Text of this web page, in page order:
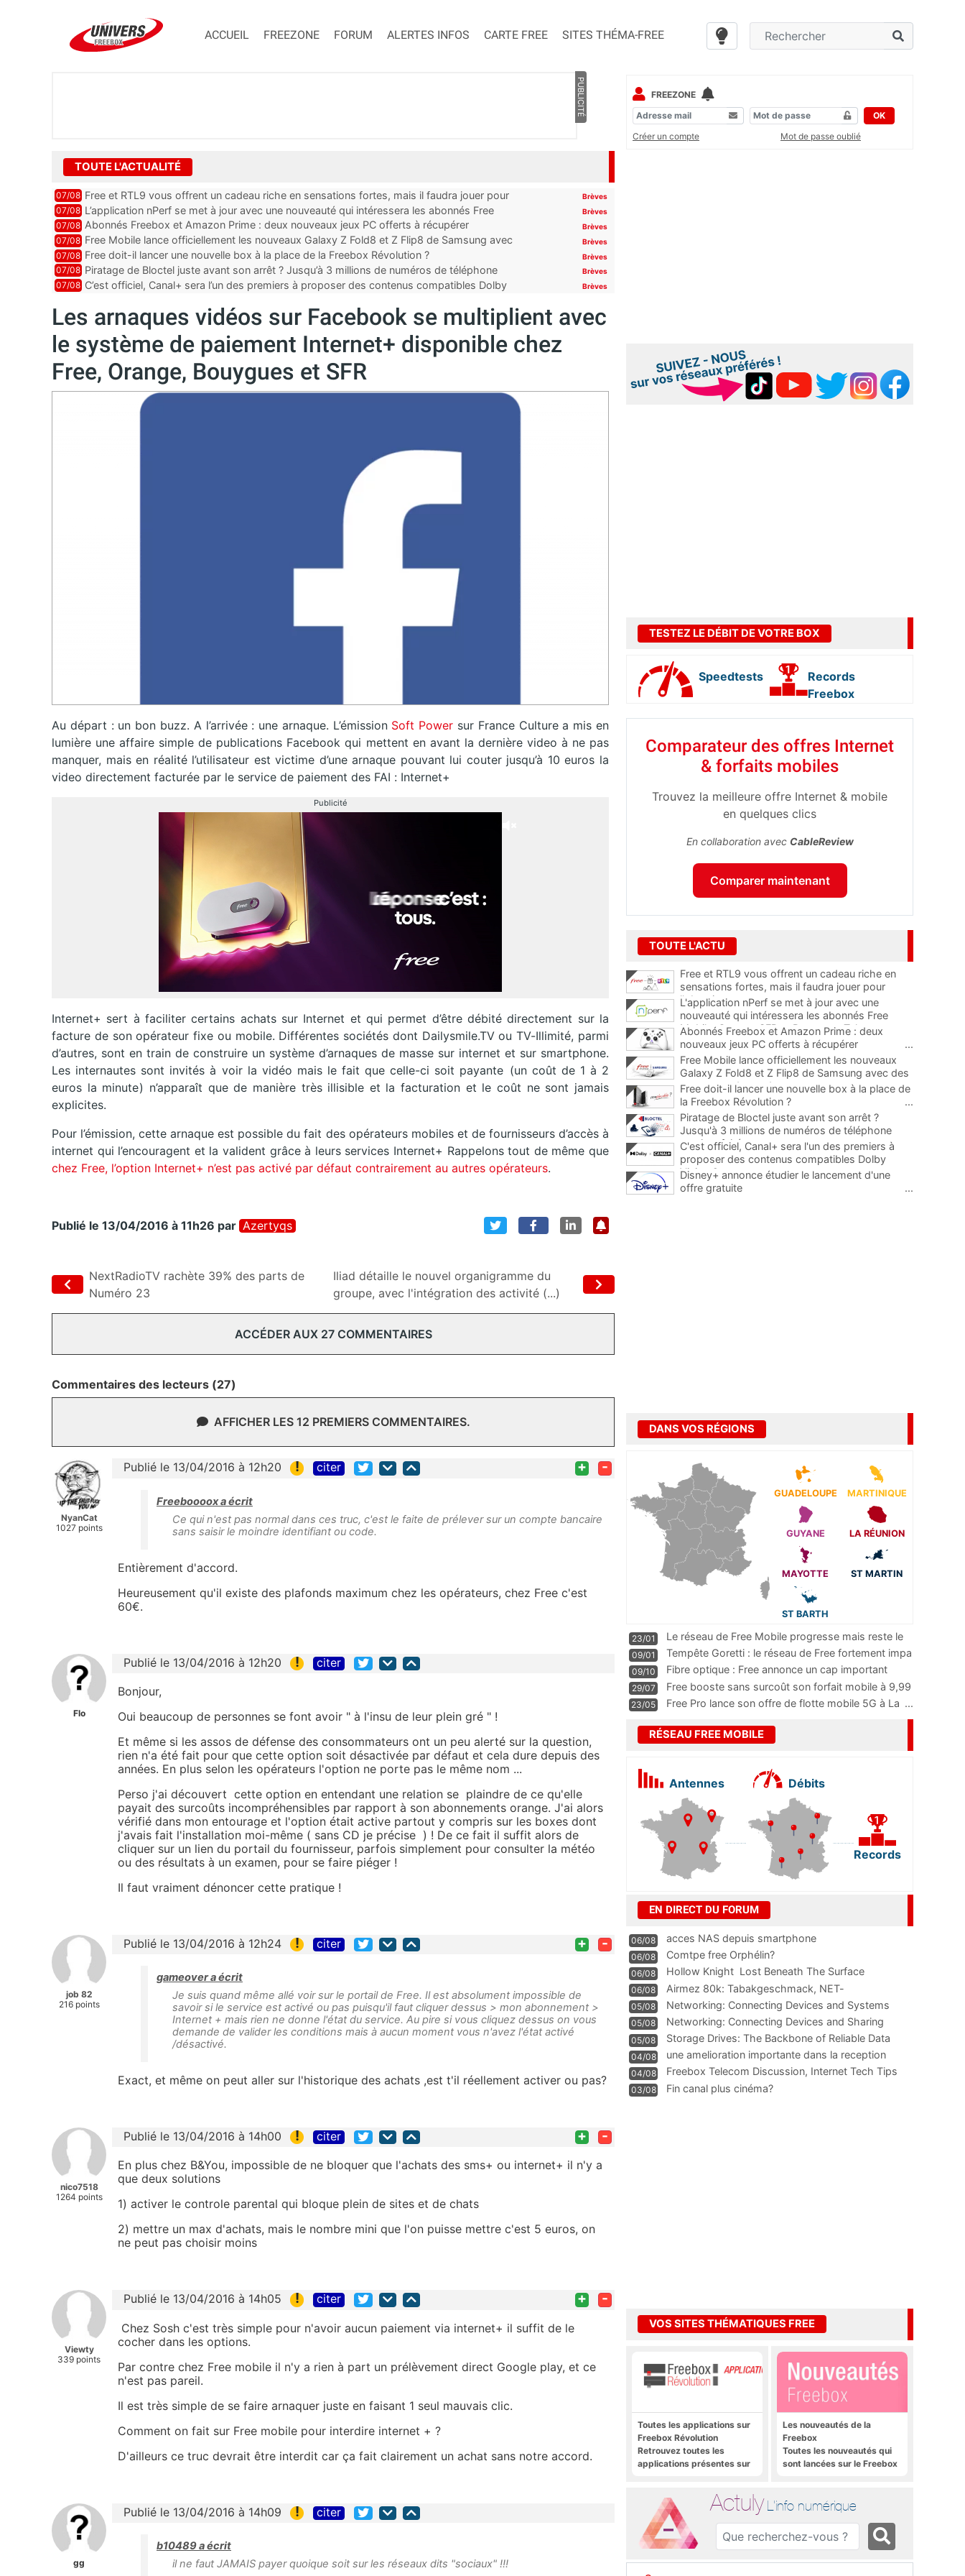
ACCUEIL FREEZONE FORUM ALERTES INFOS CARTE FREE SITES THÉMA-FREE
PUBLICITÉ
TOUTE L'ACTUALITÉ
07/08 Free et RTL9 vous offrent un cadeau riche en sensations fortes, mais il faudra jouer pour
l’obtenir
Brèves
07/08 L’application nPerf se met à jour avec une nouveauté qui intéressera les abonnés Free
Mobile, Orange, SFR ...
Brèves
07/08 Abonnés Freebox et Amazon Prime : deux nouveaux jeux PC offerts à récupérer Brèves
07/08 Free Mobile lance officiellement les nouveaux Galaxy Z Fold8 et Z Flip8 de Samsung avec
des promos et des cadeaux
Brèves
07/08 Free doit-il lancer une nouvelle box à la place de la Freebox Révolution ? Brèves
07/08 Piratage de Bloctel juste avant son arrêt ? Jusqu’à 3 millions de numéros de téléphone
auraient fuité
Brèves
07/08 C’est officiel, Canal+ sera l’un des premiers à proposer des contenus compatibles Dolby
Brèves
Les arnaques vidéos sur Facebook se multiplient avec
le système de paiement Internet+ disponible chez
Free, Orange, Bouygues et SFR
Au départ : un bon buzz. A l’arrivée : une arnaque. L’émission Soft Power sur France Culture a mis en
lumière une affaire simple de publications Facebook qui mettent en avant la dernière video à ne pas
manquer, mais en réalité l’utilisateur est victime d’une arnaque pouvant lui couter jusqu’à 10 euros la
video directement facturée par le service de paiement des FAI : Internet+
Publicité
Internet+ sert à faciliter certains achats sur Internet et qui permet d’être débité directement sur la
facture de son opérateur fixe ou mobile. Différentes sociétés dont Dailysmile.TV ou TV-Illimité, parmi
d’autres, sont en train de construire un système d’arnaques de masse sur internet et sur smartphone.
Les internautes sont invités à voir la vidéo mais le fait que celle-ci soit payante (un coût de 1 à 2
euros la minute ) n’apparaît que de manière très illisible et la facturation et le coût ne sont jamais
explicites.
Pour l’émission, cette arnaque est possible du fait des opérateurs mobiles et de fournisseurs d’accès à
internet qui l’encouragent et la valident grâce à leurs services Internet+ Rappelons tout de même que
chez Free, l’option Internet+ n’est pas activé par défaut contrairement au autres opérateurs.
Publié le 13/04/2016 à 11h26 par Azertyqs
NextRadioTV rachète 39% des parts de
Numéro 23
Iliad détaille le nouvel organigramme du
groupe, avec l'intégration des activité (...)
ACCÉDER AUX 27 COMMENTAIRES
Commentaires des lecteurs (27)
AFFICHER LES 12 PREMIERS COMMENTAIRES.
NyanCat
1027 points
Publié le 13/04/2016 à 12h20 ! citer + -
Freeboooox a écrit
Ce qui n'est pas normal dans ces truc, c'est le faite de prélever sur un compte bancaire
sans saisir le moindre identifiant ou code.
Entièrement d'accord.
Heureusement qu'il existe des plafonds maximum chez les opérateurs, chez Free c'est
60€.
Flo
Publié le 13/04/2016 à 12h20 ! citer
Bonjour,
Oui beaucoup de personnes se font avoir " à l'insu de leur plein gré " !
Et même si les assos de défense des consommateurs ont un peu alerté sur la question,
rien n'a été fait pour que cette option soit désactivée par défaut et cela dure depuis des
années. En plus selon les opérateurs l'option ne porte pas le même nom ...
Perso j'ai découvert cette option en entendant une relation se plaindre de ce qu'elle
payait des surcoûts incompréhensibles par rapport à son abonnements orange. J'ai alors
vérifié dans mon entourage et l'option était active partout y compris sur les boxes dont
j'avais fait l'installation moi-même ( sans CD je précise ) ! De ce fait il suffit alors de
cliquer sur un lien du portail du fournisseur, parfois simplement pour consulter la météo
ou des résultats à un examen, pour se faire piéger !
Il faut vraiment dénoncer cette pratique !
job 82
216 points
Publié le 13/04/2016 à 12h24 ! citer + -
gameover a écrit
Je suis quand même allé voir sur le portail de Free. Il est absolument impossible de
savoir si le service est activé ou pas puisqu'il faut cliquer dessus > mon abonnement >
Internet + mais rien ne donne l'état du service. Au pire si vous cliquez dessus on vous
demande de valider les conditions mais à aucun moment vous n'avez l'état activé
/désactivé.
Exact, et même on peut aller sur l'historique des achats ,est t'il réellement activer ou pas?
nico7518
1264 points
Publié le 13/04/2016 à 14h00 ! citer + -
En plus chez B&You, impossible de ne bloquer que l'achats des sms+ ou internet+ il n'y a
que deux solutions
1) activer le controle parental qui bloque plein de sites et de chats
2) mettre un max d'achats, mais le nombre mini que l'on puisse mettre c'est 5 euros, on
ne peut pas choisir moins
Viewty
339 points
Publié le 13/04/2016 à 14h05 ! citer + -
Chez Sosh c'est très simple pour n'avoir aucun paiement via internet+ il suffit de le
cocher dans les options.
Par contre chez Free mobile il n'y a rien à part un prélèvement direct Google play, et ce
n'est pas pareil.
Il est très simple de se faire arnaquer juste en faisant 1 seul mauvais clic.
Comment on fait sur Free mobile pour interdire internet + ?
D'ailleurs ce truc devrait être interdit car ça fait clairement un achat sans notre accord.
gg
Publié le 13/04/2016 à 14h09 ! citer
b10489 a écrit
il ne faut JAMAIS payer quoique soit sur les réseaux dits "sociaux" !!!
FREEZONE
OK
Créer un compte
Mot de passe oublié
TESTEZ LE DÉBIT DE VOTRE BOX
Speedtests
Records
Freebox
Comparateur des offres Internet
& forfaits mobiles
Trouvez la meilleure offre Internet & mobile
en quelques clics
En collaboration avec CableReview
Comparer maintenant
TOUTE L'ACTU
Free et RTL9 vous offrent un cadeau riche en
sensations fortes, mais il faudra jouer pour
l'obtenir
L'application nPerf se met à jour avec une
nouveauté qui intéressera les abonnés Free
Mobile, Orange, SFR et Bouygues Telecom
Abonnés Freebox et Amazon Prime : deux
nouveaux jeux PC offerts à récupérer
...
Free Mobile lance officiellement les nouveaux
Galaxy Z Fold8 et Z Flip8 de Samsung avec des
promos et des cadeaux
...
Free doit-il lancer une nouvelle box à la place de
la Freebox Révolution ?
...
Piratage de Bloctel juste avant son arrêt ?
Jusqu'à 3 millions de numéros de téléphone
auraient fuité
C'est officiel, Canal+ sera l'un des premiers à
proposer des contenus compatibles Dolby
Vision 2
Disney+ annonce étudier le lancement d'une
offre gratuite
...
DANS VOS RÉGIONS
GUADELOUPE MARTINIQUE
GUYANE LA RÉUNION
MAYOTTE ST MARTIN
ST BARTH
23/01
Le réseau de Free Mobile progresse mais reste le
m
...
09/01
Tempête Goretti : le réseau de Free fortement impa
09/10
Fibre optique : Free annonce un cap important
pass
...
29/07
Free booste sans surcoût son forfait mobile à 9,99
23/05 Free Pro lance son offre de flotte mobile 5G à La ...
RÉSEAU FREE MOBILE
Antennes Débits
Records
EN DIRECT DU FORUM
06/08 acces NAS depuis smartphone
06/08 Comtpe free Orphélin?
06/08 Hollow Knight  Lost Beneath The Surface
06/08
Airmez 80k: Tabakgeschmack, NET-
Technologie und Leistung im
05/08 Networking: Connecting Devices and Systems
05/08
Networking: Connecting Devices and Sharing
Information
05/08
Storage Drives: The Backbone of Reliable Data
Management
04/08
une amelioration importante dans la reception
WIFI
04/08
Freebox Telecom Discussion, Internet Tech Tips
Communi
03/08 Fin canal plus cinéma?
VOS SITES THÉMATIQUES FREE
Toutes les applications sur
Freebox Révolution
Retrouvez toutes les
applications présentes sur
Les nouveautés de la
Freebox
Toutes les nouveautés qui
sont lancées sur le Freebox
Actuly L'info numérique